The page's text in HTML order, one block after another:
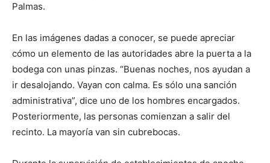
Palmas.
En las imágenes dadas a conocer, se puede apreciar
cómo un elemento de las autoridades abre la puerta a la
bodega con unas pinzas. “Buenas noches, nos ayudan a
ir desalojando. Vayan con calma. Es sólo una sanción
administrativa”, dice uno de los hombres encargados.
Posteriormente, las personas comienzan a salir del
recinto. La mayoría van sin cubrebocas.